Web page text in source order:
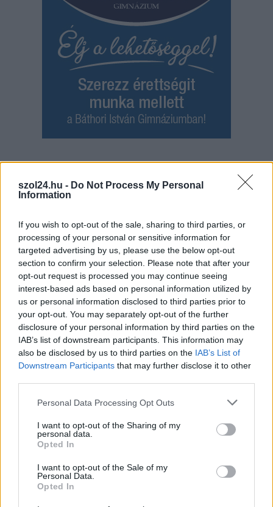
szol24.hu - Do Not Process My Personal
Information
If you wish to opt-out of the sale, sharing to third parties, or
processing of your personal or sensitive information for
targeted advertising by us, please use the below opt-out
section to confirm your selection. Please note that after your
opt-out request is processed you may continue seeing
interest-based ads based on personal information utilized by
us or personal information disclosed to third parties prior to
your opt-out. You may separately opt-out of the further
disclosure of your personal information by third parties on the
IAB’s list of downstream participants. This information may
also be disclosed by us to third parties on the IAB’s List of
Downstream Participants that may further disclose it to other
Please note that this website/app uses one or more Google
not limited to your visit or usage behaviour. You may click to
grant or deny consent to Google and its third-party tags to
use your data for below specified purposes in below Google
consent section.
Personal Data Processing Opt Outs
I want to opt-out of the Sharing of my
personal data.
Opted In
I want to opt-out of the Sale of my
Personal Data.
Opted In
Adja meg keresztnevét:
Adja
Megismertem és elfogadom a GDPR-szabályzatot
Nem szeretne lemaradni semmiről? Csak egy kattintás, és hírlevelünk a
legfrissebb információkkal és exkluzív tartalmakkal hétről hétre
postaládájába érkezik!
A SZOL24 legfrissebb 24 cikke
a héten is ingyen csobbanhatunk – nem mindenki örül ennek
(VIDEÓVAL)
A magyarok közel harmadának teljesen kiürül a kasszája
hónap végére